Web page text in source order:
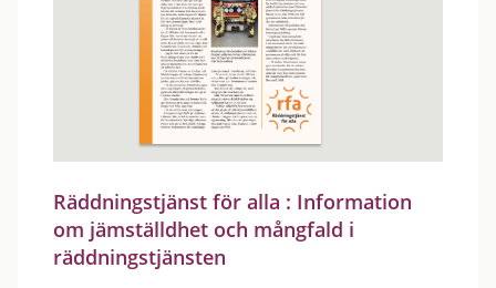
Räddningstjänst för alla : Information
om jämställdhet och mångfald i
räddningstjänsten